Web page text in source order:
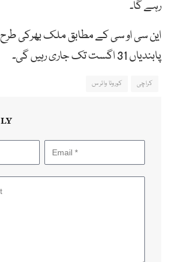
رہے گا۔
این سی او سی کے مطابق ملک بھرکی
پابندیاں 31 اگست تک جاری رہیں گی۔
کراچی کورونا وائرس